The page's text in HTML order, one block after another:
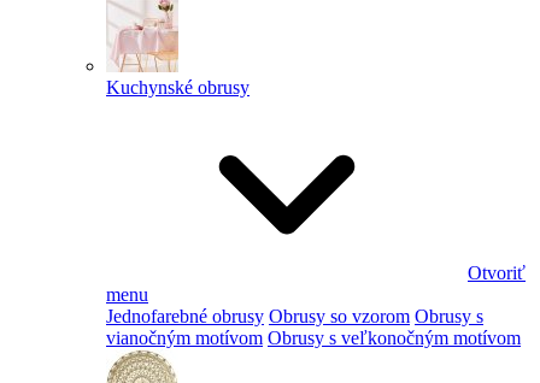
Kuchynské obrusy
Otvoriť
menu
Jednofarebné obrusy Obrusy so vzorom Obrusy s
vianočným motívom Obrusy s veľkonočným motívom